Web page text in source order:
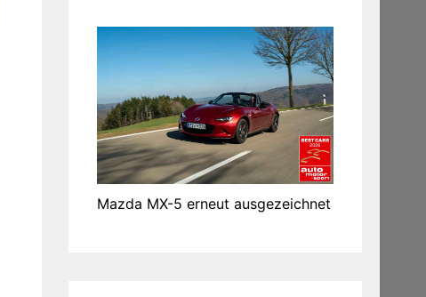
Mazda MX-5 erneut ausgezeichnet